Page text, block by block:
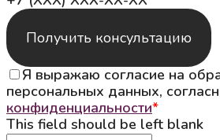
Получить консультацию
Я выражаю согласие на
персональных данных,
конфиденциальности*
This field should be left blank